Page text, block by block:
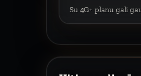
Su 4G+ planu gali